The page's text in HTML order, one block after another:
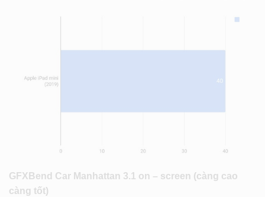
GFXBend Car Manhattan 3.1 on – screen (càng cao
càng tốt)